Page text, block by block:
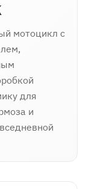
мотоцикл с
для
и